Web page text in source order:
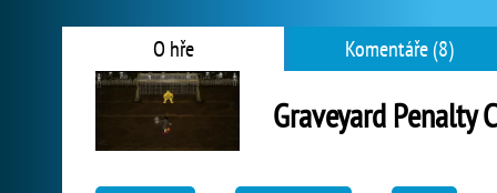
O hře Komentáře (8)
Graveyard Penalty